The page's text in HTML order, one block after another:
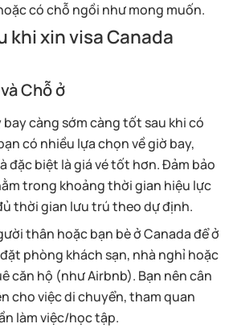
có chỗ ngồi như mong muốn.
khi xin visa Canada
Chỗ ở
bay càng sớm càng tốt sau khi có
có nhiều lựa chọn về giờ bay,
đặc biệt là giá vé tốt hơn. Đảm bảo
trong khoảng thời gian hiệu lực
thời gian lưu trú theo dự định.
thân hoặc bạn bè ở Canada để ở
phòng khách sạn, nhà nghỉ hoặc
căn hộ (như Airbnb). Bạn nên cân
cho việc di chuyển, tham quan
làm việc/học tập.